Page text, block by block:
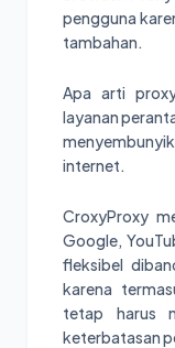
pengguna
tambahan.
Apa arti
layanan
internet.
CroxyProxy
Google,
fleksibel
karena
tetap harus
keterbatasan